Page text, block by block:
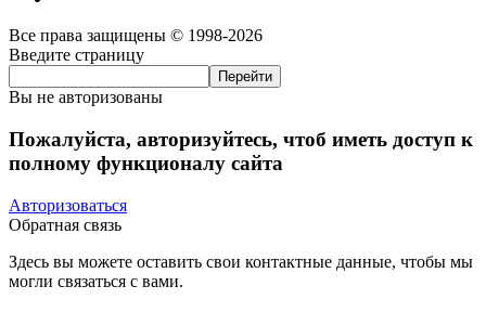
Все права защищены © 1998-2026
Введите страницу
Вы не авторизованы
Пожалуйста, авторизуйтесь, чтоб иметь доступ к
полному функционалу сайта
Авторизоваться
Обратная связь
Здесь вы можете оставить свои контактные данные, чтобы мы
могли связаться с вами.